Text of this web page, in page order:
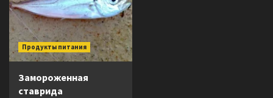
Продукты питания
Замороженная
ставрида